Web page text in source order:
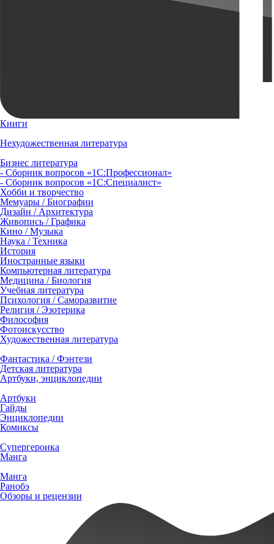
Книги
Нехудожественная литература
Бизнес литература
- Сборник вопросов «1С:Профессионал»
- Сборник вопросов «1С:Специалист»
Хобби и творчество
Мемуары / Биографии
Дизайн / Архитектура
Живопись / Графика
Кино / Музыка
Наука / Техника
История
Иностранные языки
Компьютерная литература
Медицина / Биология
Учебная литература
Психология / Саморазвитие
Религия / Эзотерика
Философия
Фотоискусство
Художественная литература
Фантастика / Фэнтези
Детская литература
Артбуки, энциклопедии
Артбуки
Гайды
Энциклопедии
Комиксы
Супергероика
Манга
Манга
Ранобэ
Обзоры и рецензии